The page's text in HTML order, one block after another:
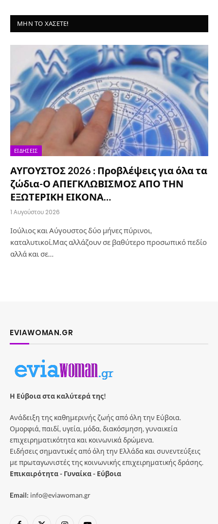
ΜΗΝ ΤΟ ΧΆΣΕΤΕ!
ΕΙΔΉΣΕΙΣ
ΑΥΓΟΥΣΤΟΣ 2026 : Προβλέψεις για όλα τα
ζώδια-Ο ΑΠΕΓΚΛΩΒΙΣΜΟΣ ΑΠΟ ΤΗΝ
ΕΞΩΤΕΡΙΚΗ ΕΙΚΟΝΑ…
1 Αυγούστου 2026
Ιούλιος και Αύγουστος δύο μήνες πύρινοι,
καταλυτικοί.Μας αλλάζουν σε βαθύτερο προσωπικό πεδίο
αλλά και σε…
EVIAWOMAN.GR
Η Εύβοια στα καλύτερά της!
Ανάδειξη της καθημερινής ζωής από όλη την Εύβοια.
Ομορφιά, παιδί, υγεία, μόδα, διακόσμηση, γυναικεία
επιχειρηματικότητα και κοινωνικά δρώμενα.
Ειδήσεις σημαντικές από όλη την Ελλάδα και συνεντεύξεις
με πρωταγωνιστές της κοινωνικής επιχειρηματικής δράσης.
Επικαιρότητα - Γυναίκα - Εύβοια
Email: info@eviawoman.gr